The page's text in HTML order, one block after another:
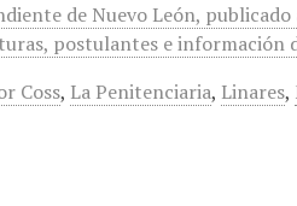
de Nuevo León,
postulantes e información
Coss, La Penitenciaria, Linares,